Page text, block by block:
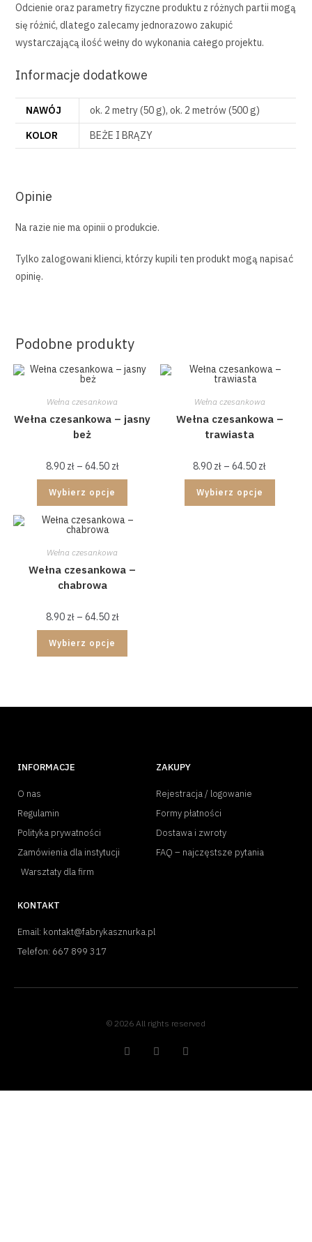
Odcienie oraz parametry fizyczne produktu z różnych partii mogą
się różnić, dlatego zalecamy jednorazowo zakupić
wystarczającą ilość wełny do wykonania całego projektu.
Informacje dodatkowe
NAWÓJ
ok. 2 metry (50 g), ok. 2 metrów (500 g)
KOLOR
BEŻE I BRĄZY
Opinie
Na razie nie ma opinii o produkcie.
Tylko zalogowani klienci, którzy kupili ten produkt mogą napisać
opinię.
Podobne produkty
Wełna czesankowa
Wełna czesankowa – jasny
beż
8.90 zł – 64.50 zł
Wybierz opcje
Wełna czesankowa
Wełna czesankowa –
trawiasta
8.90 zł – 64.50 zł
Wybierz opcje
Wełna czesankowa
Wełna czesankowa –
chabrowa
8.90 zł – 64.50 zł
Wybierz opcje
INFORMACJE
O nas
Regulamin
Polityka prywatności
Zamówienia dla instytucji
Warsztaty dla firm
ZAKUPY
Rejestracja / logowanie
Formy płatności
Dostawa i zwroty
FAQ – najczęstsze pytania
KONTAKT
Email: kontakt@fabrykasznurka.pl
Telefon: 667 899 317
© 2026 All rights reserved